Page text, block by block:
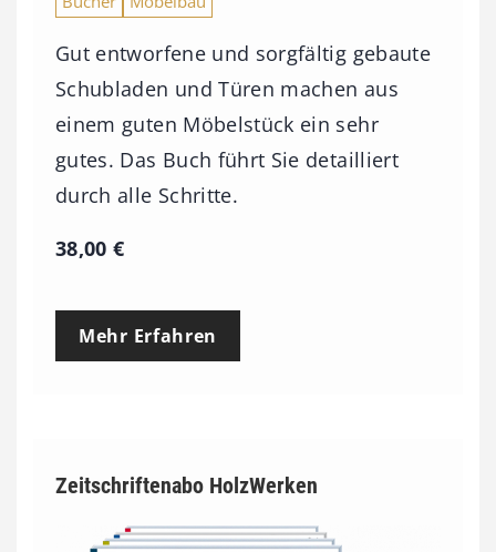
Gut entworfene und sorgfältig gebaute
Schubladen und Türen machen aus
einem guten Möbelstück ein sehr
gutes. Das Buch führt Sie detailliert
durch alle Schritte.
38,00€
Mehr Erfahren
Zeitschriftenabo HolzWerken